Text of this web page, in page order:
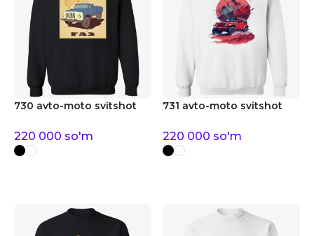
730 avto-moto svitshot
220 000 so'm
731 avto-moto svitshot
220 000 so'm